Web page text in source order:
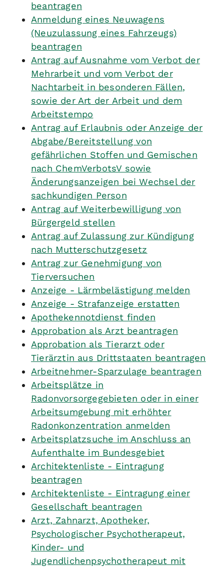
beantragen
Anmeldung eines Neuwagens
(Neuzulassung eines Fahrzeugs)
beantragen
Antrag auf Ausnahme vom Verbot der
Mehrarbeit und vom Verbot der
Nachtarbeit in besonderen Fällen,
sowie der Art der Arbeit und dem
Arbeitstempo
Antrag auf Erlaubnis oder Anzeige der
Abgabe/Bereitstellung von
gefährlichen Stoffen und Gemischen
nach ChemVerbotsV sowie
Änderungsanzeigen bei Wechsel der
sachkundigen Person
Antrag auf Weiterbewilligung von
Bürgergeld stellen
Antrag auf Zulassung zur Kündigung
nach Mutterschutzgesetz
Antrag zur Genehmigung von
Tierversuchen
Anzeige - Lärmbelästigung melden
Anzeige - Strafanzeige erstatten
Apothekennotdienst finden
Approbation als Arzt beantragen
Approbation als Tierarzt oder
Tierärztin aus Drittstaaten beantragen
Arbeitnehmer-Sparzulage beantragen
Arbeitsplätze in
Radonvorsorgegebieten oder in einer
Arbeitsumgebung mit erhöhter
Radonkonzentration anmelden
Arbeitsplatzsuche im Anschluss an
Aufenthalte im Bundesgebiet
Architektenliste - Eintragung
beantragen
Architektenliste - Eintragung einer
Gesellschaft beantragen
Arzt, Zahnarzt, Apotheker,
Psychologischer Psychotherapeut,
Kinder- und
Jugendlichenpsychotherapeut mit